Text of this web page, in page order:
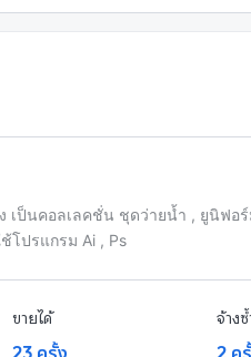
เป็นคอลเลคชั่น ชุดว่ายน้ำ , ยูนิฟอ
โปรแกรม Ai , Ps
ขายได้ จ้างซ้